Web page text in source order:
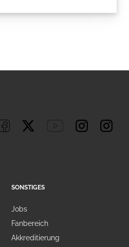
SONSTIGES
Jobs
Fanbereich
Akkreditierung